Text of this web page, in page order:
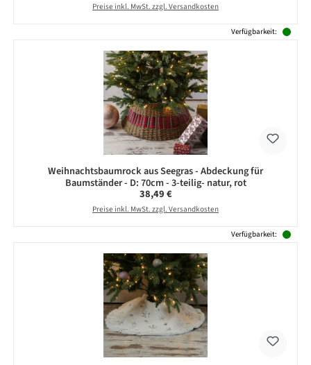
Preise inkl. MwSt. zzgl. Versandkosten
Verfügbarkeit:
Weihnachtsbaumrock aus Seegras - Abdeckung für
Baumständer - D: 70cm - 3-teilig- natur, rot
Regulärer Preis:
38,49 €
Preise inkl. MwSt. zzgl. Versandkosten
Verfügbarkeit: